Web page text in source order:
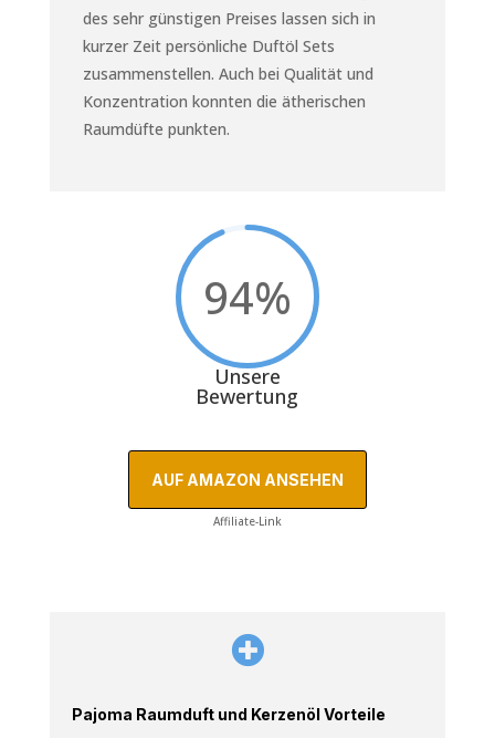
des sehr günstigen Preises lassen sich in
kurzer Zeit persönliche Duftöl Sets
zusammenstellen. Auch bei Qualität und
Konzentration konnten die ätherischen
Raumdüfte punkten.
94%
Unsere
Bewertung
AUF AMAZON ANSEHEN
Affiliate-Link

Pajoma Raumduft und Kerzenöl Vorteile